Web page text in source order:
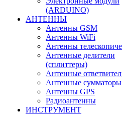
(ARDUINO)
АНТЕННЫ
Антенны GSM
Антенны WiFi
Антенны
Антенные делители
(сплиттеры)
Антенные
Антенные сумматоры
Антенны GPS
Радиоантенны
ИНСТРУМЕНТ